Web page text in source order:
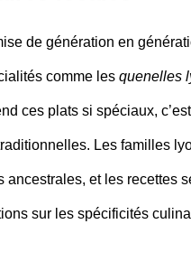
de génération en
comme les quenelles
ces plats si spéciaux,
Les familles
et les recettes
sur les spécificités